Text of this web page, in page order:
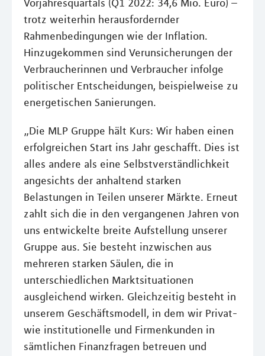
Vorjahresquartals (Q1 2022: 34,6 Mio. Euro) –
trotz weiterhin herausfordernder
Rahmenbedingungen wie der Inflation.
Hinzugekommen sind Verunsicherungen der
Verbraucherinnen und Verbraucher infolge
politischer Entscheidungen, beispielweise zu
energetischen Sanierungen.
„Die MLP Gruppe hält Kurs: Wir haben einen
erfolgreichen Start ins Jahr geschafft. Dies ist
alles andere als eine Selbstverständlichkeit
angesichts der anhaltend starken
Belastungen in Teilen unserer Märkte. Erneut
zahlt sich die in den vergangenen Jahren von
uns entwickelte breite Aufstellung unserer
Gruppe aus. Sie besteht inzwischen aus
mehreren starken Säulen, die in
unterschiedlichen Marktsituationen
ausgleichend wirken. Gleichzeitig besteht in
unserem Geschäftsmodell, in dem wir Privat-
wie institutionelle und Firmenkunden in
sämtlichen Finanzfragen betreuen und